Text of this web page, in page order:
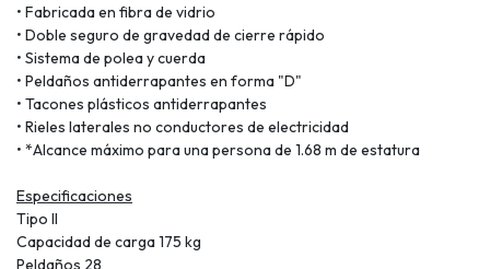
• Fabricada en fibra de vidrio
• Doble seguro de gravedad de cierre rápido
• Sistema de polea y cuerda
• Peldaños antiderrapantes en forma "D"
• Tacones plásticos antiderrapantes
• Rieles laterales no conductores de electricidad
• *Alcance máximo para una persona de 1.68 m de estatura
Especificaciones
Tipo II
Capacidad de carga 175 kg
Peldaños 28